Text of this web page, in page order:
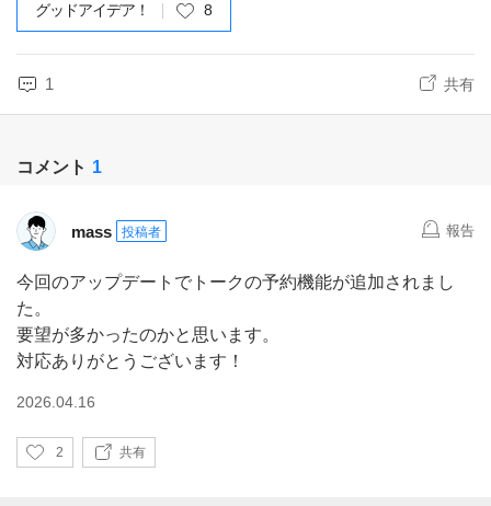
グッドアイデア！ 8
1 共有
コメント 1
mass 投稿者 報告
今回のアップデートでトークの予約機能が追加されまし
た。
要望が多かったのかと思います。
対応ありがとうございます！
2026.04.16
い
2 共有